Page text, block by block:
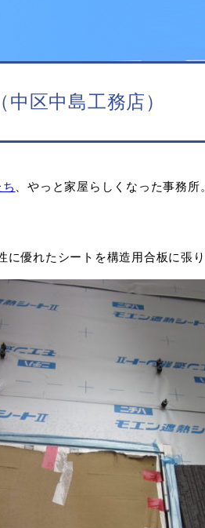
区中島工務店）
、やっと家屋らしくなった事務所。
に優れたシートを構造用合板に張